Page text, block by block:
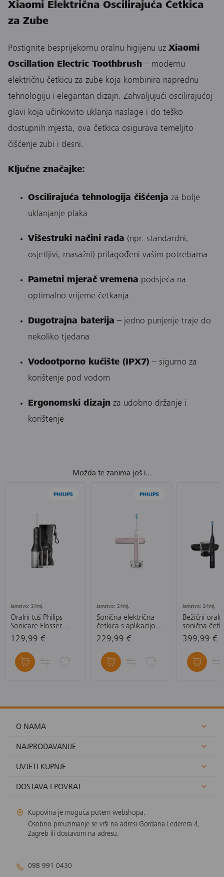
Xiaomi Električna Oscilirajuća Četkica
za Zube
Postignite besprijekornu oralnu higijenu uz Xiaomi
Oscillation Electric Toothbrush – modernu
električnu četkicu za zube koja kombinira naprednu
tehnologiju i elegantan dizajn. Zahvaljujući oscilirajućoj
glavi koja učinkovito uklanja naslage i do teško
dostupnih mjesta, ova četkica osigurava temeljito
čišćenje zubi i desni.
Ključne značajke:
Oscilirajuća tehnologija čišćenja za bolje
uklanjanje plaka
Višestruki načini rada (npr. standardni,
osjetljivi, masažni) prilagođeni vašim potrebama
Pametni mjerač vremena podsjeća na
optimalno vrijeme četkanja
Dugotrajna baterija – jedno punjenje traje do
nekoliko tjedana
Vodootporno kućište (IPX7) – sigurno za
korištenje pod vodom
Ergonomski dizajn za udobno držanje i
korištenje
Možda te zanima još i...
Jamstvo: 24mj.
Oralni tuš Philips
Sonicare Flosser
3000 HX3826/33
129,99 €
Jamstvo: 24mj.
Sonična električna
četkica s aplikacijom
Philips Sonicare
DiamondClean 9000
HX9911/84
229,99 €
Jamstvo: 24mj.
Bežični
sonična
zube Philips
HX3886/43
399,99 €
O NAMA
NAJPRODAVANIJE
UVJETI KUPNJE
DOSTAVA I POVRAT
Kupovina je moguća putem webshopa.
Osobno preuzimanje se vrši na adresi Gordana Lederera 4,
Zagreb ili dostavom na adresu.
098 991 0430